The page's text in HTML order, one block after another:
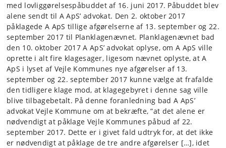
med lovliggørelsespåbuddet af 16. juni 2017. Påbuddet blev
alene sendt til A ApS’ advokat. Den 2. oktober 2017
påklagede A ApS tillige afgørelserne af 13. september og 22.
september 2017 til Planklagenævnet. Planklagenævnet bad
den 10. oktober 2017 A ApS’ advokat oplyse, om A ApS ville
oprette i alt fire klagesager, ligesom nævnet oplyste, at A
ApS i lyset af Vejle Kommunes nye afgørelser af 13.
september og 22. september 2017 kunne vælge at frafalde
den tidligere klage mod, at klagegebyret i denne sag ville
blive tilbagebetalt. På denne foranledning bad A ApS’
advokat Vejle Kommune om at bekræfte, ”at det alene er
nødvendigt at påklage Vejle Kommunes påbud af 22.
september 2017. Dette er i givet fald udtryk for, at det ikke
er nødvendigt at påklage de tre andre afgørelser […], idet